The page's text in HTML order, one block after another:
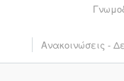
Ανακοινώσεις -